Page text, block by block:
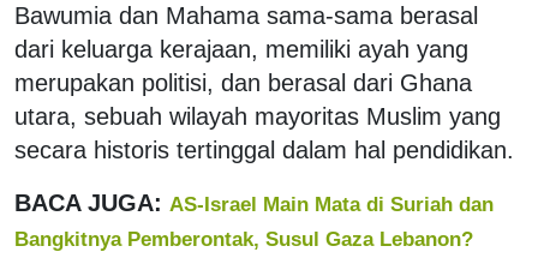
Bawumia dan Mahama sama-sama berasal
dari keluarga kerajaan, memiliki ayah yang
merupakan politisi, dan berasal dari Ghana
utara, sebuah wilayah mayoritas Muslim yang
secara historis tertinggal dalam hal pendidikan.
BACA JUGA: AS-Israel Main Mata di Suriah dan
Bangkitnya Pemberontak, Susul Gaza Lebanon?